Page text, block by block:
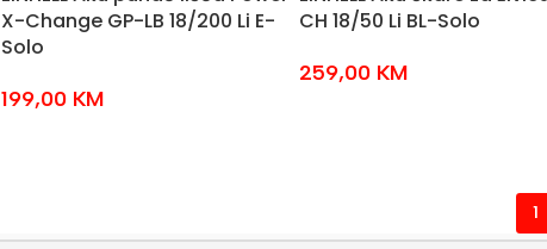
X-Change GP-LB 18/200 Li E-
Solo
199,00 KM
CH 18/50 Li BL-Solo
259,00 KM
1